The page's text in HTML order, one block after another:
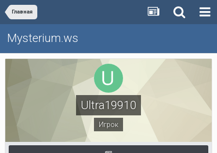
Главная
Mysterium.ws
Ultra19910
Игрок